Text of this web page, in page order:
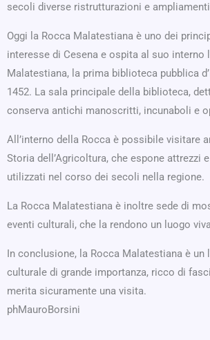
secoli diverse ristrutturazioni e
Oggi la Rocca Malatestiana è uno dei
interesse di Cesena e ospita al suo interno
Malatestiana, la prima biblioteca pubblica
1452. La sala principale della biblioteca,
conserva antichi manoscritti, incunaboli e
All’interno della Rocca è possibile visitare
Storia dell’Agricoltura, che espone attrezzi
utilizzati nel corso dei secoli nella regione.
La Rocca Malatestiana è inoltre sede di
eventi culturali, che la rendono un luogo
In conclusione, la Rocca Malatestiana è
culturale di grande importanza, ricco di
merita sicuramente una visita.
phMauroBorsini